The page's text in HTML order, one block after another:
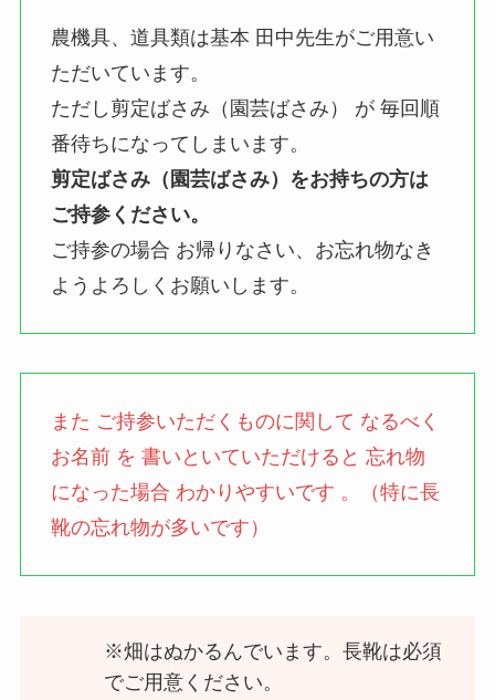
農機具、道具類は基本 田中先生がご用意い
ただいています。
ただし剪定ばさみ（園芸ばさみ） が 毎回順
番待ちになってしまいます。
剪定ばさみ（園芸ばさみ）をお持ちの方は
ご持参ください。
ご持参の場合 お帰りなさい、お忘れ物なき
ようよろしくお願いします。
また ご持参いただくものに関して なるべく
お名前 を 書いといていただけると 忘れ物
になった場合 わかりやすいです 。（特に長
靴の忘れ物が多いです）
※畑はぬかるんでいます。長靴は必須
でご用意ください。